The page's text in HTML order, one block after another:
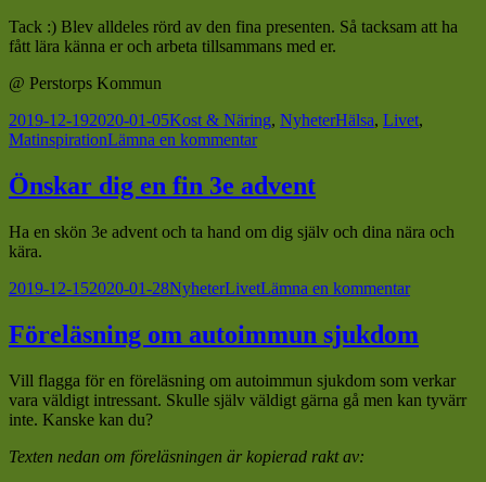
Tack :) Blev alldeles rörd av den fina presenten. Så tacksam att ha
fått lära känna er och arbeta tillsammans med er.
@ Perstorps Kommun
Postat
2019-12-192020-01-05Kategorier
Kost & Näring, NyheterTaggar
Hälsa, Livet,
MatinspirationLämna en kommentartill
och
avtackning
Önskar dig en fin 3e advent
Ha en skön 3e advent och ta hand om dig själv och dina nära och
kära.
Postat
2019-12-152020-01-28Kategorier
NyheterTaggar
LivetLämna en kommentartill
en
3e
advent
Föreläsning om autoimmun sjukdom
Vill flagga för en föreläsning om autoimmun sjukdom som verkar
vara väldigt intressant. Skulle själv väldigt gärna gå men kan tyvärr
inte. Kanske kan du?
Texten nedan om föreläsningen är kopierad rakt av: